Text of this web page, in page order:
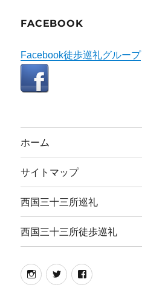
FACEBOOK
Facebook徒歩巡礼グループ
ホーム
サイトマップ
西国三十三所巡礼
西国三十三所徒歩巡礼
instagram
twitterfacebook